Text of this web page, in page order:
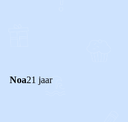
Noa21 jaar